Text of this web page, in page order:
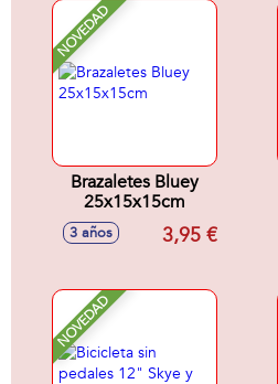
NOVEDAD
Brazaletes Bluey
25x15x15cm
3 años 3,95 €
NOVEDAD